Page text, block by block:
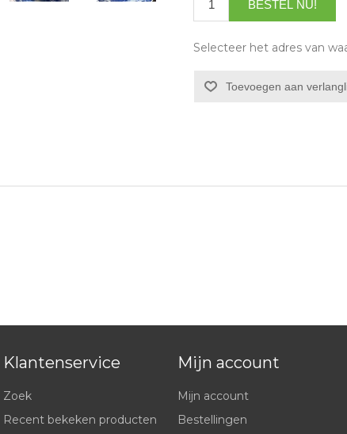
Selecteer het adres van
Klantenservice
Zoek
Recent bekeken producten
Mijn account
Mijn account
Bestellingen